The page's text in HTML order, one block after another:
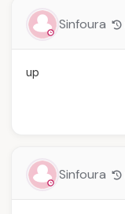
Sinfoura
up
Sinfoura